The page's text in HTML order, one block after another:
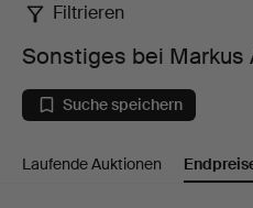
Sonstiges
bei
Markus
Auktioner
Filtrieren
Sonstiges bei Markus
Suche speichern
Laufende Auktionen